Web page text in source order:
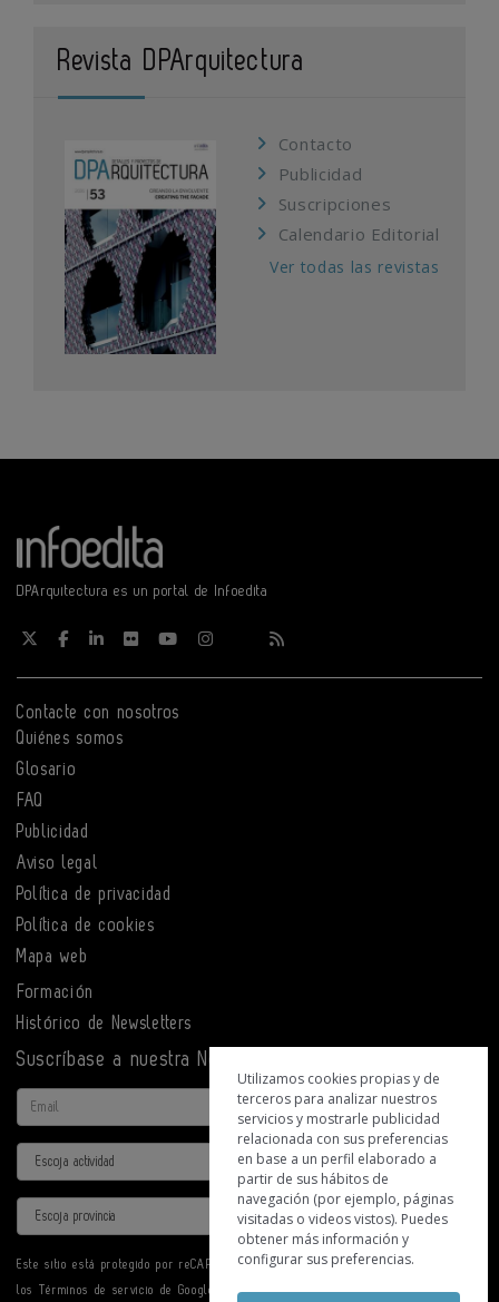
Revista DPArquitectura
Contacto
Publicidad
Suscripciones
Calendario Editorial
Ver todas las revistas
DPArquitectura es un portal de Infoedita
Contacte con nosotros
Quiénes somos
Glosario
FAQ
Publicidad
Aviso legal
Política de privacidad
Política de cookies
Mapa web
Formación
Histórico de Newsletters
Suscríbase a nuestra Newsletter
Email
Actividad
Provincia
Este sitio está protegido por reCAPTCHA y se aplican laPolítica de privacidad
los Términos de servicio de Google.
Utilizamos cookies propias y de
terceros para analizar nuestros
servicios y mostrarle publicidad
relacionada con sus preferencias
en base a un perfil elaborado a
partir de sus hábitos de
navegación (por ejemplo, páginas
visitadas o videos vistos). Puedes
obtener más información y
configurar sus preferencias.